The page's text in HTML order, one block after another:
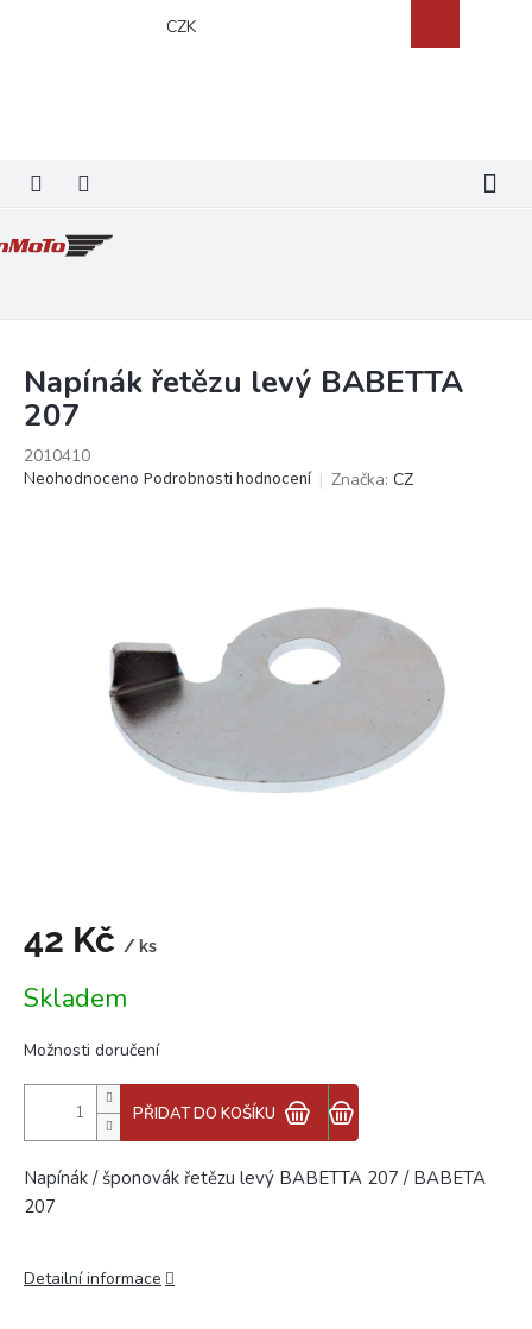
CZK
košík
Napínák řetězu levý BABETTA
207
2010410
Průměrné
Neohodnoceno Podrobnosti hodnocení Značka: CZ
42 Kč / ks
cena:
Skladem
Možnosti doručení
PŘIDAT DO KOŠÍKU
Napínák / šponovák řetězu levý BABETTA 207 / BABETA
207
Detailní informace